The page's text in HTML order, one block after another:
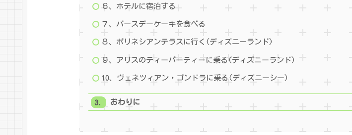
６、ホテルに宿泊する
７、バースデーケーキを食べる
８、ポリネシアンテラスに行く(ディズニーランド)
９、アリスのティーパーティーに乗る(ディズニーランド)
10、ヴェネツィアン・ゴンドラに乗る(ディズニーシー)
おわりに